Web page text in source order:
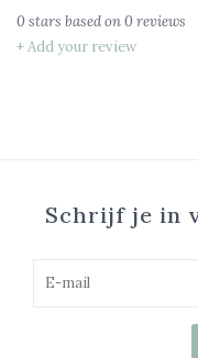
0 stars based on0 reviews
+ Add your review
Schrijf je in